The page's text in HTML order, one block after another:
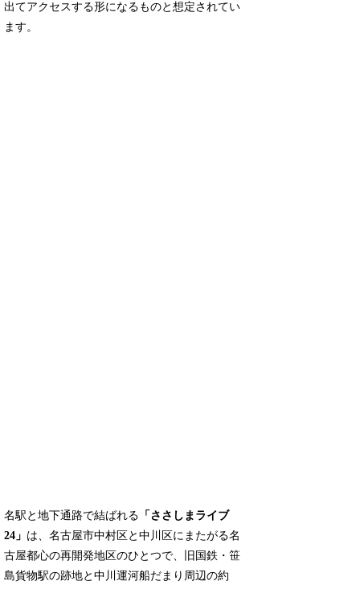
出てアクセスする形になるものと想定されてい
ます。
名駅と地下通路で結ばれる 「ささしまライブ
24」 は、名古屋市中村区と中川区にまたがる名
古屋都心の再開発地区のひとつで、旧国鉄・笹
島貨物駅の跡地と中川運河船だまり周辺の約